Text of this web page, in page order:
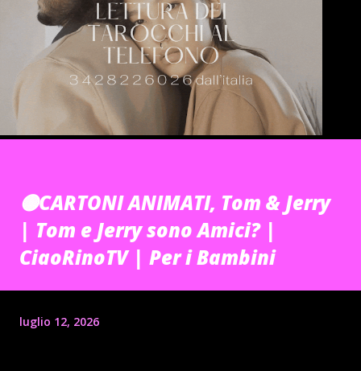
🟡CARTONI ANIMATI, Tom & Jerry
| Tom e Jerry sono Amici? |
CiaoRinoTV | Per i Bambini
luglio 12, 2026